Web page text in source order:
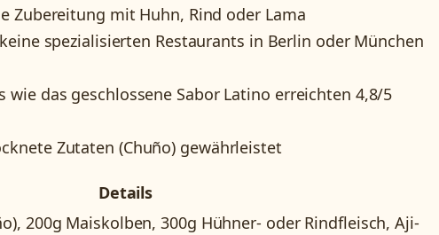
Zubereitung mit Huhn, Rind oder Lama
spezialisierten Restaurants in Berlin oder München
wie das geschlossene Sabor Latino erreichten 4,8/5
Zutaten (Chuño) gewährleistet
Details
200g Maiskolben, 300g Hühner- oder Rindfleisch, Aji-